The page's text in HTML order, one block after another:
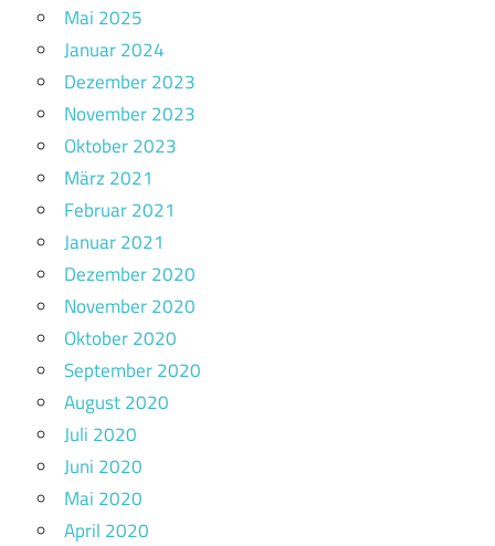
Mai 2025
Januar 2024
Dezember 2023
November 2023
Oktober 2023
März 2021
Februar 2021
Januar 2021
Dezember 2020
November 2020
Oktober 2020
September 2020
August 2020
Juli 2020
Juni 2020
Mai 2020
April 2020